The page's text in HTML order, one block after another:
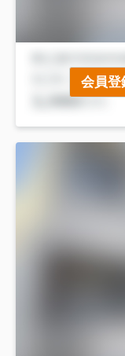
会員登